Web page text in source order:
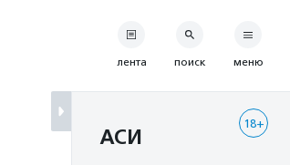
лента поиск меню
18+
АСИ